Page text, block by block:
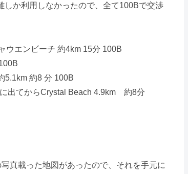
か利用しなかったので、全て100Bで交渉
ウエンビーチ 約4km 15分 100B
5.1km 約8 分 100B
に出てからCrystal Beach 4.9km 約8分
真載った地図があったので、それを手元に